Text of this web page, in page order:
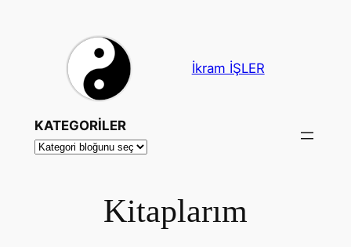
İkram İŞLER
KATEGORİLER
Kitaplarım